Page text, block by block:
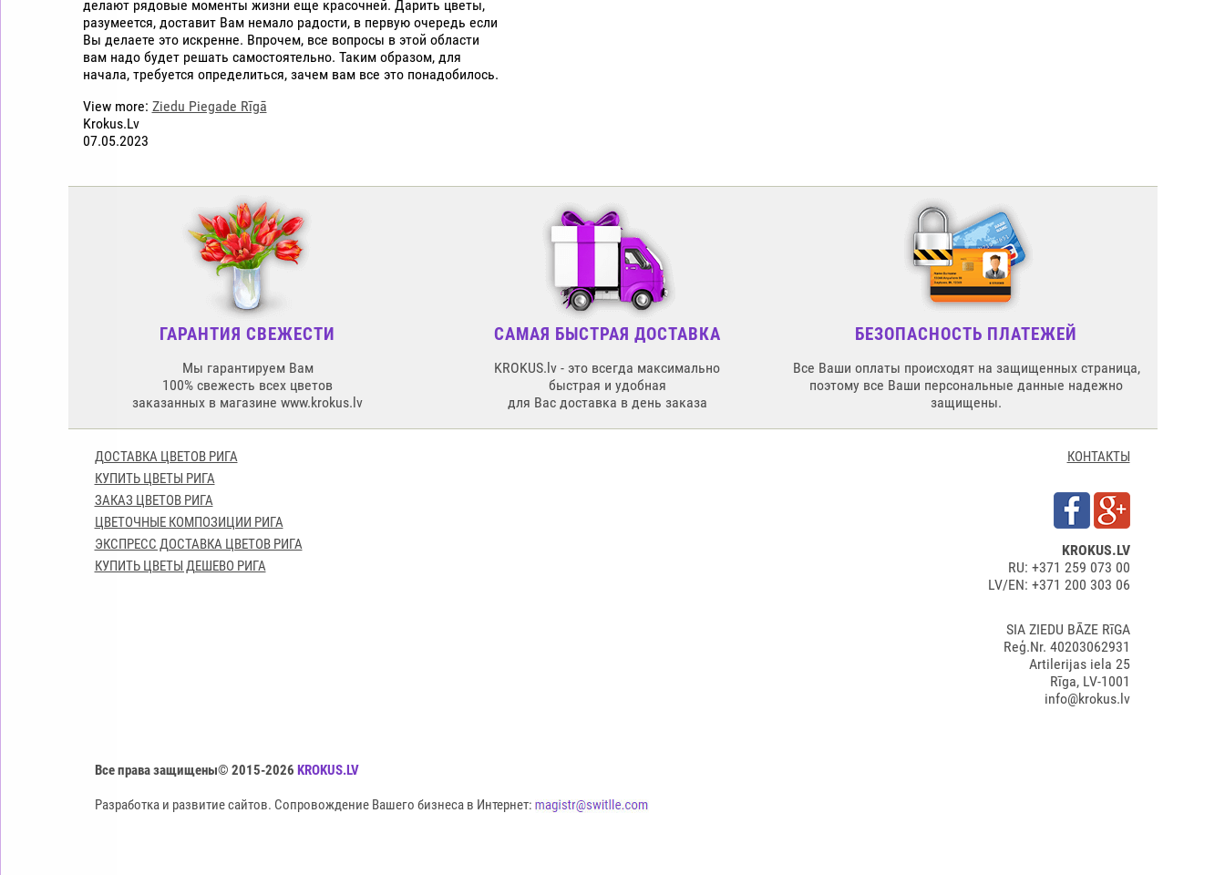
делают рядовые моменты жизни еще красочней. Дарить цветы,
разумеется, доставит Вам немало радости, в первую очередь если
Вы делаете это искренне. Впрочем, все вопросы в этой области
вам надо будет решать самостоятельно. Таким образом, для
начала, требуется определиться, зачем вам все это понадобилось.
View more: Ziedu Piegade Rīgā
Krokus.Lv
07.05.2023
ГАРАНТИЯ СВЕЖЕСТИ
Мы гарантируем Вам
100% свежесть всех цветов
заказанных в магазине www.krokus.lv
САМАЯ БЫСТРАЯ ДОСТАВКА
KROKUS.lv - это всегда максимально
быстрая и удобная
для Вас доставка в день заказа
БЕЗОПАСНОСТЬ ПЛАТЕЖЕЙ
Все Ваши оплаты происходят на защищенных страница,
поэтому все Ваши персональные данные надежно
защищены.
ДОСТАВКА ЦВЕТОВ РИГА
КУПИТЬ ЦВЕТЫ РИГА
ЗАКАЗ ЦВЕТОВ РИГА
ЦВЕТОЧНЫЕ КОМПОЗИЦИИ РИГА
ЭКСПРЕСС ДОСТАВКА ЦВЕТОВ РИГА
КУПИТЬ ЦВЕТЫ ДЕШЕВО РИГА
КОНТАКТЫ
KROKUS.LV
RU: +371 259 073 00
LV/EN: +371 200 303 06
SIA ZIEDU BĀZE RīGA
Reģ.Nr. 40203062931
Artilerijas iela 25
Rīga, LV-1001
info@krokus.lv
Все права защищены© 2015-2026 KROKUS.LV
Разработка и развитие сайтов. Сопровождение Вашего бизнеса в Интернет: